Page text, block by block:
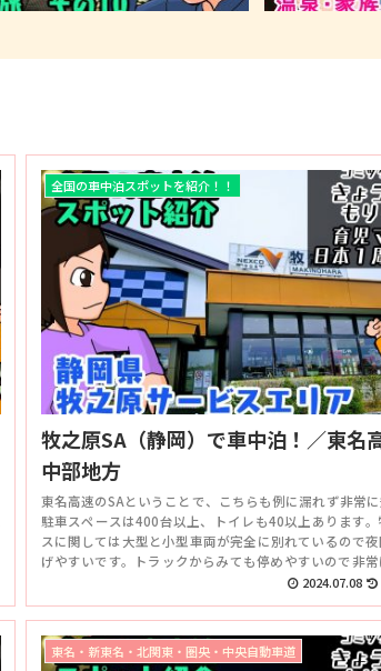
全国の車中泊スポットを紹介！！
牧之原SA（静岡）で車中泊！／東名
中部地方
東名高速のSAということで、こちらも例に漏れず非常に
駐車スペースは400台以上、トイレも40以上あります
スに関しては大型と小型車両が完全に別れているので
げやすいです。トラックからみても停めやすいので非
所となっているそうです。上り線はドッグランもありま
2024.07.08
東名・新東名・北関東・圏央・中央自動車道